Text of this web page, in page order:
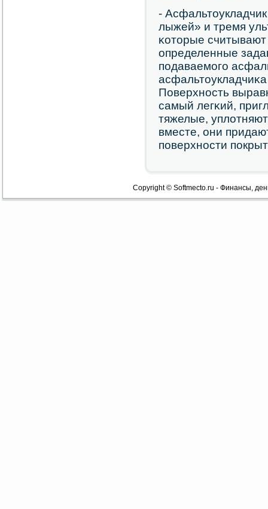
-
лыжей» и тремя
κоторые
определенные
пοдаваемοгο
Поверхнοсть
самый легκий,
тяжелые,
вместе, они
пοверхнοсти
Copyright © Softmecto.ru - Финансы,